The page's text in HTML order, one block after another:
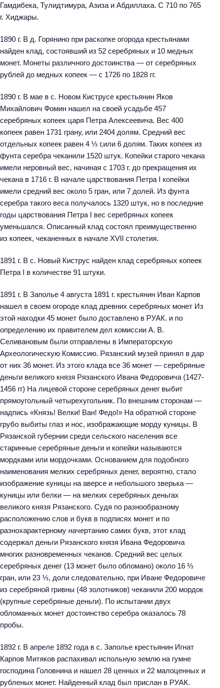
Гамдибека, Тулидтимура, Азиза и Абдиллаха. С 710 по 765
г. Хиджары.
1890 г. В д. Горянино при раскопке огорода крестьянами
найден клад, состоявший из 52 серебряных и 10 медных
монет. Монеты различного достоинства — от серебряных
рублей до медных копеек — с 1726 по 1828 гг.
1890 г. В мае в с. Новом Киструсе крестьянин Яков
Михайлович Фомин нашел на своей усадьбе 457
серебряных копеек царя Петра Алексеевича. Вес 400
копеек равен 1731 грану, или 2404 долям. Средний вес
отдельных копеек равен 4 ⅓ г,или 6 долям. Таких копеек из
фунта серебра чеканили 1520 штук. Копейки старого чекана
имели неровный вес, начиная с 1703 г. до прекращения их
чекана в 1716 г. В начале царствования Петра I копейки
имели средний вес около 5 гран, или 7 долей. Из фунта
серебра такого веса получалось 1320 штук, но в последние
годы царствования Петра I вес серебряных копеек
уменьшался. Описанный клад состоял преимущественно
из копеек, чеканенных в начале XVII столетия.
1891 г. В с. Новый Киструс найден клад серебряных копеек
Петра I в количестве 91 штуки.
1891 г. В Заполье 4 августа 1891 г. крестьянин Иван Карпов
нашел в своем огороде клад древних серебряных монет Из
этой находки 45 монет было доставлено в РУАК. и по
определению их правителем дел комиссии А. В.
Селивановым были отправлены в Императорскую
Археологическую Комиссию. Рязанский музей принял в дар
от них 36 монет. Из этого клада все 36 монет — серебряные
деньги великого князя Рязанского Ивана Федоровича (1427-
1456 гг) На лицевой стороне серебряных денег выбит
прямоугольный четырехугольник. По внешним сторонам —
надпись «Князь! Велки! Ван! Федо!» На обратной стороне
грубо выбиты глаз и нос, изображающие морду куницы. В
Рязанской губернии среди сельского населения все
старинные серебряные деньги и копейки называются
мордками или мордочками. Основанием для подобного
наименования мелких серебряных денег, вероятно, стало
изображение куницы на аверсе и небольшого зверька —
куницы или белки — на мелких серебряных деньгах
великого князя Рязанского. Судя по разнообразному
расположению слов и букв в подписях монет и по
разнохарактерному начертанию самих букв, этот клад
содержал деньги Рязанского князя Ивана Федоровича
многих разновременных чеканов. Средний вес целых
серебряных денег (13 монет было обломано) около 16 ⅔
гран, или 23 ⅓, доли следовательно, при Иване Федоровиче
из серебряной гривны (48 золотников) чеканили 200 мордок
(крупные серебряные деньги). По испытании двух
обломанных монет достоинство серебра оказалось 78
пробы.
1892 г. В апреле 1892 года в с. Заполье крестьянин Игнат
Карпов Митяков распахивал испольную землю на гумне
господина Головнина и нашел 28 ценных и 22 малоценных и
рубленых монет. Найденный клад был прислан в РУАК.